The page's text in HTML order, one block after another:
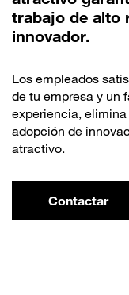
trabajo de alto
innovador.
Los empleados
de tu empresa y un
experiencia,
adopción de
atractivo.
Contactar